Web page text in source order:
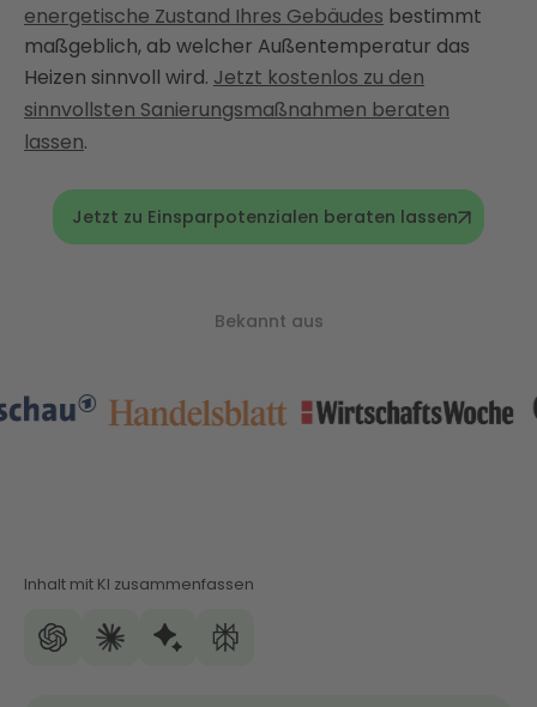
energetische Zustand Ihres Gebäudes bestimmt
maßgeblich, ab welcher Außentemperatur das
Heizen sinnvoll wird. Jetzt kostenlos zu den
sinnvollsten Sanierungsmaßnahmen beraten
lassen.
Jetzt zu Einsparpotenzialen beraten lassen
Bekannt aus
Inhalt mit KI zusammenfassen